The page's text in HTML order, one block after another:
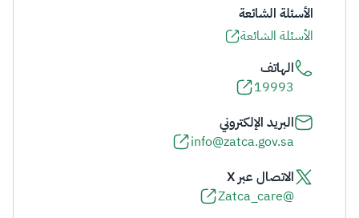
الأسئلة الشائعة
الأسئلة الشائعة
الهاتف
19993
البريد الإلكتروني
info@zatca.gov.sa
الاتصال عبر X
@Zatca_care